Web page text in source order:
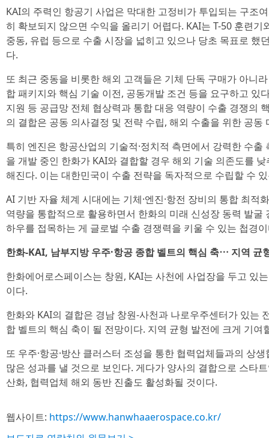
KAI의 주력인 항공기 사업은 막대한 고정비가 투입되는 구조
히 확보되지 않으면 수익을 올리기 어렵다. KAI는 T-50 훈련기
중동, 유럽 등으로 수출 시장을 넓히고 있으나 당초 목표로 했
다.
또 최근 중동을 비롯한 해외 고객들은 기체 단독 구매가 아니
합 패키지와 핵심 기술 이전, 공동개발 조건 등을 요구하고 있
지원 등 공급망 전체 협상력과 통합 대응 역량이 수출 경쟁의
의 결합은 공동 의사결정 및 전략 수립, 해외 수출을 위한 공동
특히 엔진은 항공산업의 기술적·정치적 측면에서 강력한 수
을 개발 중인 한화가 KAI와 결합할 경우 해외 기술 의존도를
해진다. 이는 대한민국이 수출 전략을 독자적으로 수립할 수
AI 기반 자율 체계 시대에는 기체·엔진·항전 장비의 통합 최적
역량을 통합적으로 활용하면서 한화의 미래 신성장 동력 발굴
하우를 접목하는 게 글로벌 수출 경쟁력을 키울 수 있는 첩경
한화-KAI, 남부지방 우주·항공 종합 벨트의 핵심 축⋯ 지역 균
한화에어로스페이스는 창원, KAI는 사천에 사업장을 두고 있
이다.
한화와 KAI의 결합은 경남 창원-사천과 나로우주센터가 있는
합 벨트의 핵심 축이 될 전망이다. 지역 균형 발전에 크게 기여
또 우주·항공·방산 클러스터 조성을 통한 협력업체들과의 상
많은 성과를 낼 것으로 보인다. 게다가 양사의 결합으로 스타
산화, 협력업체 해외 동반 진출도 활성화될 것이다.
웹사이트: https://www.hanwhaaerospace.co.kr/